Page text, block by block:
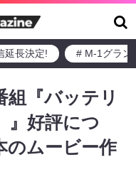
延長決定! # M-1グラン
『バッテリ
』好評につ
のムービー作